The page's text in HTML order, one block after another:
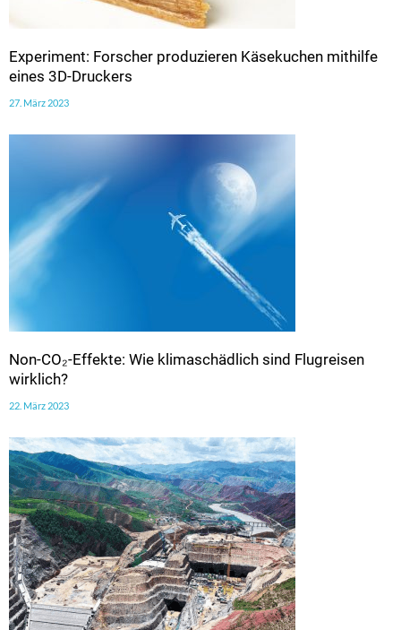
Experiment: Forscher produzieren Käsekuchen mithilfe
eines 3D-Druckers
27. März 2023
Non-CO₂-Effekte: Wie klimaschädlich sind Flugreisen
wirklich?
22. März 2023